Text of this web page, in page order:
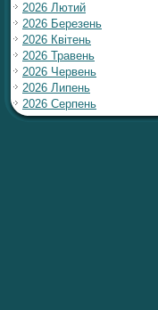
2026 Лютий
2026 Березень
2026 Квітень
2026 Травень
2026 Червень
2026 Липень
2026 Серпень